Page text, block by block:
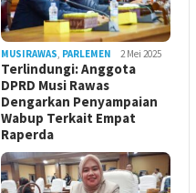
MUSIRAWAS, PARLEMEN 2 Mei 2025
Terlindungi: Anggota
DPRD Musi Rawas
Dengarkan Penyampaian
Wabup Terkait Empat
Raperda